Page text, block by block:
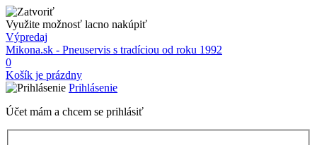
Využite možnosť lacno nakúpiť
Výpredaj
Mikona.sk - Pneuservis s tradíciou od roku 1992
0
Košík je prázdny
Prihlásenie
Účet mám a chcem se prihlásiť